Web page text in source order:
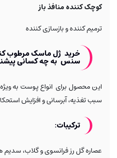
کوچک کننده منافذ باز
ترمیم کننده و بازسازی کننده
خرید ژل ماسک مرطوب
سنسبه چه کسانی
این محصول برای انواع پوست به
سبب تغذیه، آبرسانی و افزایش
ترکیبات:
عصاره گل رز فرانسوی و گلاب، سدیم